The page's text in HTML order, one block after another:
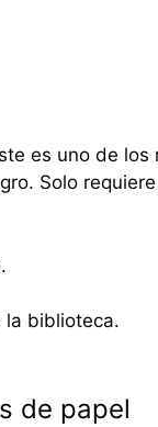
es uno de
Solo
la biblioteca.
de papel